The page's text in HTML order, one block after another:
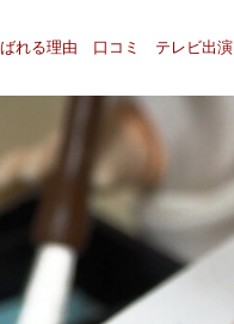
れる理由 口コミ テレビ出演